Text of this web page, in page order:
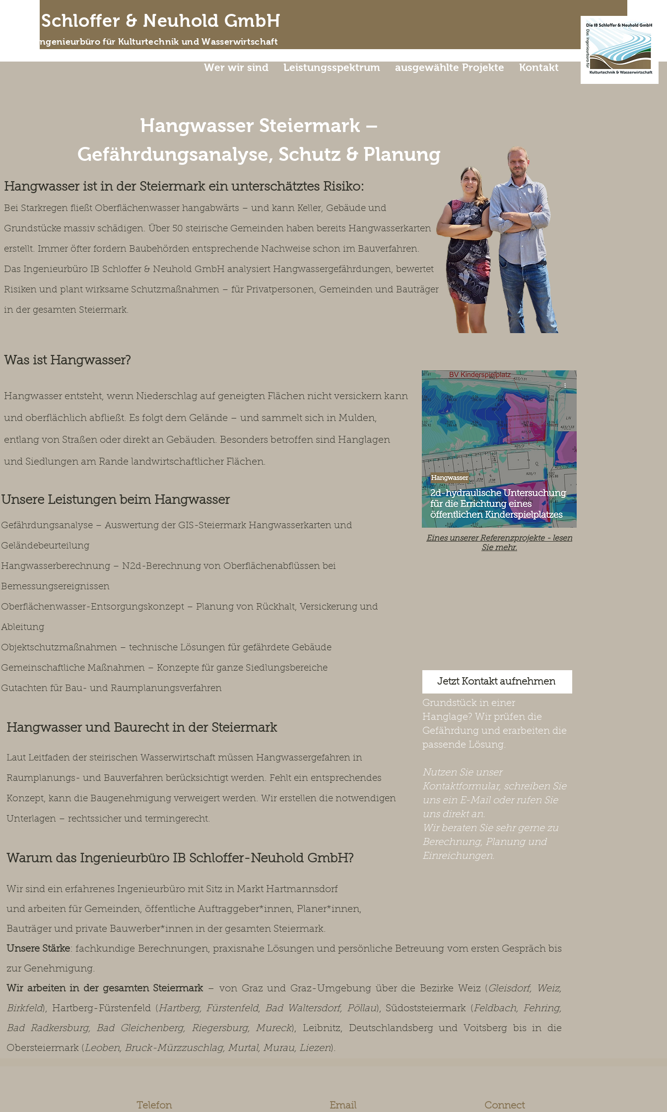
IB Schloffer & Neuhold GmbH
Das Ingenieurbüro für Kulturtechnik und Wasserwirtschaft
Wer wir sind Leistungsspektrum ausgewählte Projekte Kontakt
Hangwasser ist in der Steiermark ein unterschätztes Risiko:
Bei Starkregen fließt Oberflächenwasser hangabwärts – und kann Keller, Gebäude und
Grundstücke massiv schädigen. Über 50 steirische Gemeinden haben bereits Hangwasserkarten
erstellt. Immer öfter fordern Baubehörden entsprechende Nachweise schon im Bauverfahren.
Das Ingenieurbüro IB Schloffer & Neuhold GmbH analysiert Hangwassergefährdungen, bewertet
Risiken und plant wirksame Schutzmaßnahmen – für Privatpersonen, Gemeinden und Bauträger
in der gesamten Steiermark.
Hangwasser Steiermark –
Gefährdungsanalyse, Schutz & Planung
Was ist Hangwasser?
Hangwasser entsteht, wenn Niederschlag auf geneigten Flächen nicht versickern kann
und oberflächlich abfließt. Es folgt dem Gelände – und sammelt sich in Mulden,
entlang von Straßen oder direkt an Gebäuden. Besonders betroffen sind Hanglagen
und Siedlungen am Rande landwirtschaftlicher Flächen.
Unsere Leistungen beim Hangwasser
Gefährdungsanalyse – Auswertung der GIS-Steiermark Hangwasserkarten und
Geländebeurteilung
Hangwasserberechnung – N2d-Berechnung von Oberflächenabflüssen bei
Bemessungsereignissen
Oberflächenwasser-Entsorgungskonzept – Planung von Rückhalt, Versickerung und
Ableitung
Objektschutzmaßnahmen – technische Lösungen für gefährdete Gebäude
Gemeinschaftliche Maßnahmen – Konzepte für ganze Siedlungsbereiche
Gutachten für Bau- und Raumplanungsverfahren
Hangwasser und Baurecht in der Steiermark
Laut Leitfaden der steirischen Wasserwirtschaft müssen Hangwassergefahren in
Raumplanungs- und Bauverfahren berücksichtigt werden. Fehlt ein entsprechendes
Konzept, kann die Baugenehmigung verweigert werden. Wir erstellen die notwendigen
Unterlagen – rechtssicher und termingerecht.
Eines unserer Referenzprojekte - lesen
Sie mehr.
Jetzt Kontakt aufnehmen
Grundstück in einer
Hanglage? Wir prüfen die
Gefährdung und erarbeiten die
passende Lösung.
​Nutzen Sie unser
Kontaktformular, schreiben Sie
uns ein E-Mail oder rufen Sie
uns direkt an.
Wir beraten Sie sehr gerne zu
Berechnung, Planung und
Einreichungen.
Warum das Ingenieurbüro IB Schloffer-Neuhold GmbH?
Wir sind ein erfahrenes Ingenieurbüro mit Sitz in Markt Hartmannsdorf
und arbeiten für Gemeinden, öffentliche Auftraggeber*innen, Planer*innen,
Bauträger und private Bauwerber*innen in der gesamten Steiermark.
Unsere Stärke: fachkundige Berechnungen, praxisnahe Lösungen und persönliche Betreuung vom ersten Gespräch bis
zur Genehmigung.
Wir arbeiten in der gesamten Steiermark – von Graz und Graz-Umgebung über die Bezirke Weiz ( Gleisdorf, Weiz,
Birkfeld), Hartberg-Fürstenfeld (Hartberg, Fürstenfeld, Bad Waltersdorf, Pöllau), Südoststeiermark (Feldbach, Fehring,
Bad Radkersburg, Bad Gleichenberg, Riegersburg, Mureck), Leibnitz, Deutschlandsberg und Voitsberg bis in die
Obersteiermark (Leoben, Bruck-Mürzzuschlag, Murtal, Murau, Liezen).
Telefon Email Connect